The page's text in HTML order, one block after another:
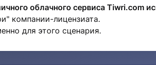
облачного сервиса Tiwri.com
компании-лицензиата.
для этого сценария.